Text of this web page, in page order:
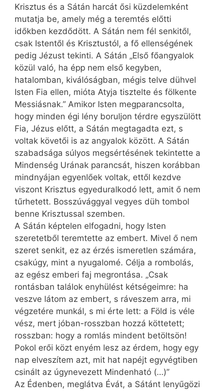
Krisztus és a Sátán harcát ősi küzdelemként
mutatja be, amely még a teremtés előtti
időkben kezdődött. A Sátán nem fél senkitől,
csak Istentől és Krisztustól, a fő ellenségének
pedig Jézust tekinti. A Sátán „Első főangyalok
közül való, ha épp nem első kegyben,
hatalomban, kiválóságban, mégis telve dühvel
Isten Fia ellen, mióta Atyja tisztelte és fölkente
Messiásnak.” Amikor Isten megparancsolta,
hogy minden égi lény boruljon térdre egyszülött
Fia, Jézus előtt, a Sátán megtagadta ezt, s
voltak követői is az angyalok között. A Sátán
szabadsága súlyos megsértésének tekintette a
Mindenség Urának parancsát, hiszen korábban
mindnyájan egyenlőek voltak, ettől kezdve
viszont Krisztus egyeduralkodó lett, amit ő nem
tűrhetett. Bosszúvággyal vegyes düh tombol
benne Krisztussal szemben.
A Sátán képtelen elfogadni, hogy Isten
szeretetből teremtette az embert. Mivel ő nem
szeret senkit, ez az érzés ismeretlen számára,
csakúgy, mint a nyugalomé. Célja a rombolás,
az egész emberi faj megrontása. „Csak
rontásban találok enyhülést kétségeimre: ha
veszve látom az embert, s ráveszem arra, mi
végzetére munkál, s mi érte lett: a Föld is véle
vész, mert jóban-rosszban hozzá köttetett;
rosszban: hogy a romlás mindent betöltsön!
Pokol erői közt enyém lesz az érdem, hogy egy
nap elveszítem azt, mit hat napéjt egyvégtiben
csinált az úgynevezett Mindenható (…)”
Az Édenben, meglátva Évát, a Sátánt lenyűgözi